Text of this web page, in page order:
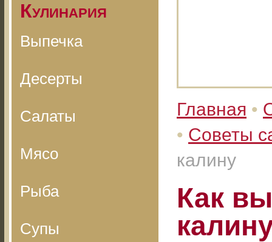
Кулинария
Выпечка
Десерты
Салаты
Мясо
Рыба
Супы
Главная •
• Советы
калину
Как